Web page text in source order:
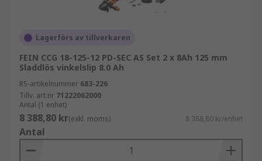
Lagerförs av tillverkaren
FEIN CCG 18-125-12 PD-SEC AS Set 2 x 8Ah 125 mm
Sladdlös vinkelslip 8.0 Ah
RS-artikelnummer 683-226
Tillv. art.nr 71222062000
Antal (1 enhet)
8 388,80 kr(exkl. moms) 8 388,80 kr/enhet
Antal